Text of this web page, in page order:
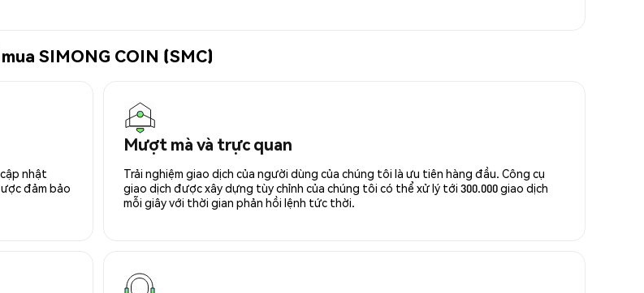
SIMONG COIN (SMC)
nhật
đảm bảo
Mượt mà và trực quan
Trải nghiệm giao dịch của người dùng của chúng tôi là ưu tiên hàng đầu. Công cụ
giao dịch được xây dựng tùy chỉnh của chúng tôi có thể xử lý tới 300.000 giao dịch
mỗi giây với thời gian phản hồi lệnh tức thời.